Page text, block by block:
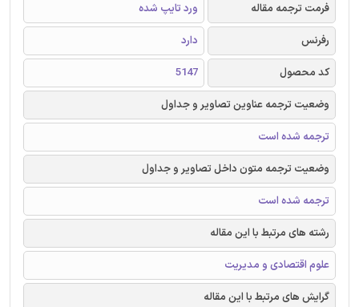
فرمت ترجمه مقاله
ورد تایپ شده
رفرنس
دارد
کد محصول
5147
وضعیت ترجمه عناوین تصاویر و جداول
ترجمه شده است
وضعیت ترجمه متون داخل تصاویر و جداول
ترجمه شده است
رشته های مرتبط با این مقاله
علوم اقتصادی و مدیریت
گرایش های مرتبط با این مقاله